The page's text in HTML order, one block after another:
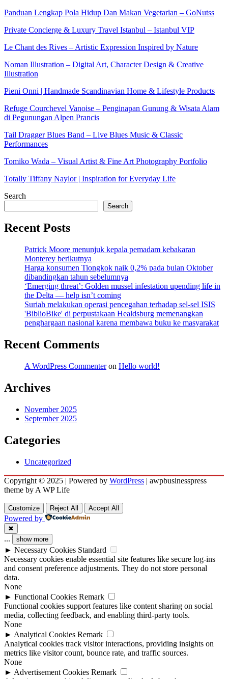
Panduan Lengkap Pola Hidup Dan Makan Vegetarian – GoNutss
Private Concierge & Luxury Travel Istanbul – Istanbul VIP
Le Chant des Rives – Artistic Expression Inspired by Nature
Noman Illustration – Digital Art, Character Design & Creative
Illustration
Pieni Onni | Handmade Scandinavian Home & Lifestyle Products
Refuge Courchevel Vanoise – Penginapan Gunung & Wisata Alam
di Pegunungan Alpen Prancis
Tail Dragger Blues Band – Live Blues Music & Classic
Performances
Tomiko Wada – Visual Artist & Fine Art Photography Portfolio
Totally Tiffany Naylor | Inspiration for Everyday Life
Search
Search
Recent Posts
Patrick Moore menunjuk kepala pemadam kebakaran
Monterey berikutnya
Harga konsumen Tiongkok naik 0,2% pada bulan Oktober
dibandingkan tahun sebelumnya
‘Emerging threat’: Golden mussel infestation upending life in
the Delta — help isn’t coming
Suriah melakukan operasi pencegahan terhadap sel-sel ISIS
'BiblioBike' di perpustakaan Healdsburg memenangkan
penghargaan nasional karena membawa buku ke masyarakat
Recent Comments
A WordPress Commenteron Hello world!
Archives
November 2025
September 2025
Categories
Uncategorized
Copyright © 2025 | Powered by WordPress | awpbusinesspress
theme by A WP Life
Customize Reject All Accept All
Powered by
✖
... show more
► Necessary Cookies Standard
Necessary cookies enable essential site features like secure log-ins
and consent preference adjustments. They do not store personal
data.
None
► Functional Cookies Remark
Functional cookies support features like content sharing on social
media, collecting feedback, and enabling third-party tools.
None
► Analytical Cookies Remark
Analytical cookies track visitor interactions, providing insights on
metrics like visitor count, bounce rate, and traffic sources.
None
► Advertisement Cookies Remark